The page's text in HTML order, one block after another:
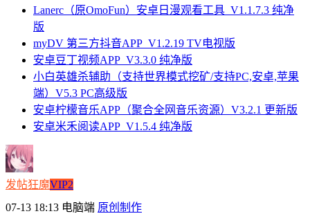
Lanerc（原OmoFun）安卓日漫观看工具_V1.1.7.3 纯净
版
myDV 第三方抖音APP_V1.2.19 TV电视版
安卓豆丁视频APP_V3.3.0 纯净版
小白英雄杀辅助（支持世界模式挖矿/支持PC,安卓,苹果
端）V5.3 PC高级版
安卓柠檬音乐APP（聚合全网音乐资源）V3.2.1 更新版
安卓米禾阅读APP_V1.5.4 纯净版
发帖狂魔VIP2
07-13 18:13 电脑端 原创制作